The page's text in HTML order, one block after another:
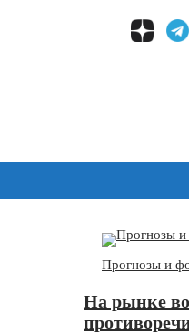
Прогнозы и
На рынке